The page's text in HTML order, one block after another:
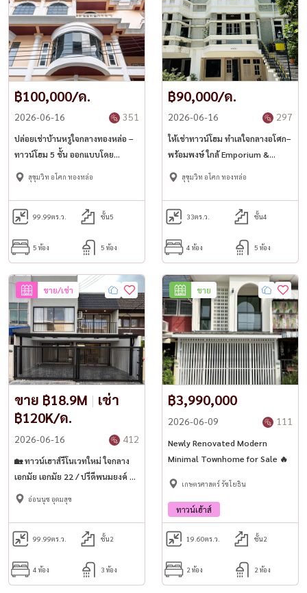
฿100,000/ด.
2026-06-16 351
ปล่อยเช่าบ้านหรูใจกลางทองหล่อ –
ทาวน์โฮม 5 ชั้น ออกแบบโดย
สถาปนิก พร้อมดาดฟ้าส่วนตัว &
โต๊ะพูล
สุขุมวิท อโศก ทองหล่อ
99.99ตร.ว. ชั้น5
5 ห้อง 5 ห้อง
฿90,000/ด.
2026-06-16 297
ให้เช่าทาวน์โฮม ทำเลใจกลางอโศก–
พร้อมพงษ์ ใกล้ Emporium &
Terminal 21 สุขุมวิท 31 | โซน
Asok–Phrom Phong
สุขุมวิท อโศก ทองหล่อ
33ตร.ว. ชั้น4
4 ห้อง 5 ห้อง
ขาย/เช่า
ขาย ฿18.9M | เช่า
฿120K/ด.
2026-06-16 412
🏡 ทาวน์เฮาส์รีโนเวทใหม่ ใจกลาง
เอกมัย เอกมัย 22 / ปรีดีพนมยงค์ 41
🚈 ใกล้ BTS พระโขนง
อ่อนนุช อุดมสุข
99.99ตร.ว. ชั้น2
4 ห้อง 3 ห้อง
ขาย
฿3,990,000
2026-06-09 111
Newly Renovated Modern
Minimal Townhome for Sale 🔥
เกษตรศาสตร์ รัชโยธิน
ทาวน์เฮ้าส์
19.60ตร.ว. ชั้น2
2 ห้อง 2 ห้อง